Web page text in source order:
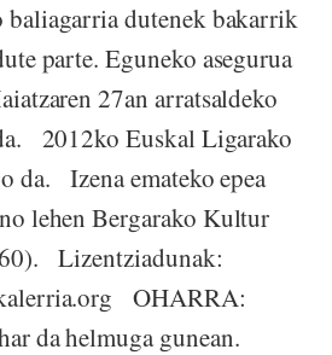
baliagarria dutenek bakarrik
parte. Eguneko asegurua
27an arratsaldeko
2012ko Euskal Ligarako
da. Izena emateko epea
lehen Bergarako Kultur
Lizentziadunak:
OHARRA:
da helmuga gunean.